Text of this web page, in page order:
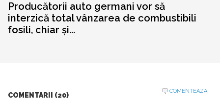
Producătorii auto germani vor să
interzică total vânzarea de combustibili
fosili, chiar și...
COMENTARII (20)
COMENTEAZA